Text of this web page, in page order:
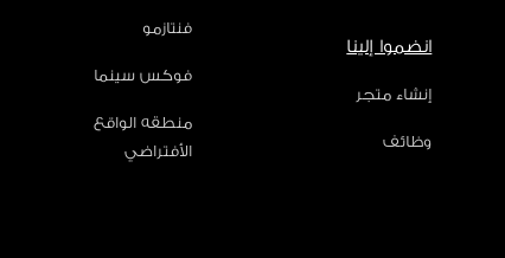
انضموا إلينا
إنشاء متجر
وظائف
فنتازمو
فوكس سينما
منطقه الواقع
الأفتراضي